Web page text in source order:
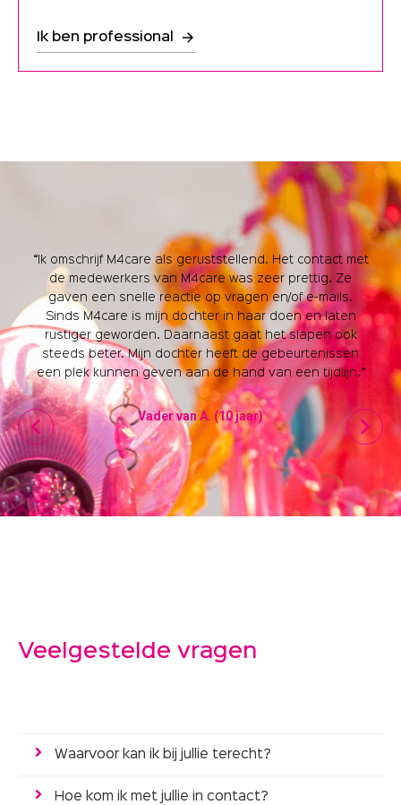
Ik ben professional
Vader van A. (10 jaar)
“Ik omschrijf M4care als geruststellend. Het contact met
de medewerkers van M4care was zeer prettig. Ze
gaven een snelle reactie op vragen en/of e-mails.
Sinds M4care is mijn dochter in haar doen en laten
rustiger geworden. Daarnaast gaat het slapen ook
steeds beter. Mijn dochter heeft de gebeurtenissen
een plek kunnen geven aan de hand van een tijdlijn.”
Veelgestelde vragen
Waarvoor kan ik bij jullie terecht?
Hoe kom ik met jullie in contact?